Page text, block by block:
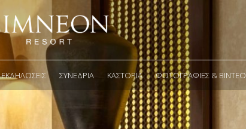
ΕΚΔΗΛΏΣΕΙΣ ΣΥΝΈΔΡΙΑ ΚΑΣΤΟΡΙΆ ΦΩΤΟΓΡΑΦΊΕΣ & ΒΊΝΤΕΟ